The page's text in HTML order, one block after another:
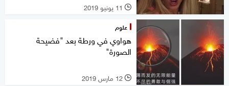
l 11 يونيو 2019
علوم
هواوي في ورطة بعد "فضيحة
الصورة"
l 12 مارس 2019